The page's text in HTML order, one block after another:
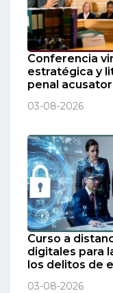
Conferencia
estratégica y
penal
03-08-2026
Curso a
digitales para
los delitos de
03-08-2026